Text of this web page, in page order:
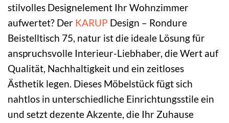
stilvolles Designelement Ihr Wohnzimmer
aufwertet? Der KARUP Design – Rondure
Beistelltisch 75, natur ist die ideale Lösung für
anspruchsvolle Interieur-Liebhaber, die Wert auf
Qualität, Nachhaltigkeit und ein zeitloses
Ästhetik legen. Dieses Möbelstück fügt sich
nahtlos in unterschiedliche Einrichtungsstile ein
und setzt dezente Akzente, die Ihr Zuhause